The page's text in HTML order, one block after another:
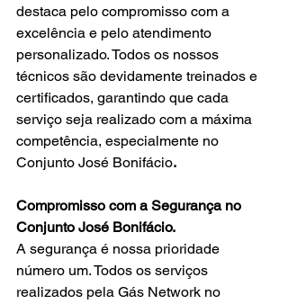
destaca pelo compromisso com a
excelência e pelo atendimento
personalizado. Todos os nossos
técnicos são devidamente treinados e
certificados, garantindo que cada
serviço seja realizado com a máxima
competência, especialmente no
Conjunto José Bonifácio.
Compromisso com a Segurança no
Conjunto José Bonifácio.
A segurança é nossa prioridade
número um. Todos os serviços
realizados pela Gás Network no